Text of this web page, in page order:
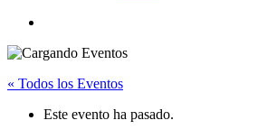
« Todos los Eventos
Este evento ha pasado.